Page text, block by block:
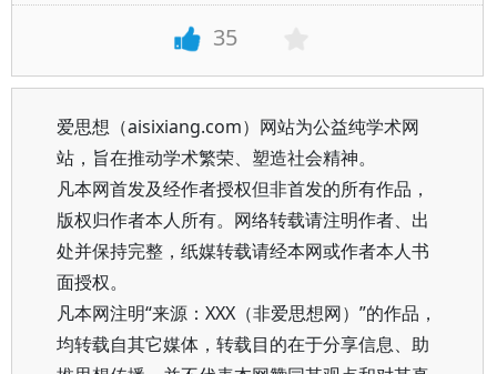
35
爱思想（aisixiang.com）网站为公益纯学术网
站，旨在推动学术繁荣、塑造社会精神。
凡本网首发及经作者授权但非首发的所有作品，
版权归作者本人所有。网络转载请注明作者、出
处并保持完整，纸媒转载请经本网或作者本人书
面授权。
凡本网注明“来源：XXX（非爱思想网）”的作品，
均转载自其它媒体，转载目的在于分享信息、助